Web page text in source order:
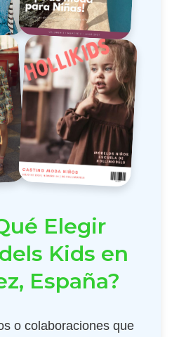
Elegir
Kids en
España?
o colaboraciones que